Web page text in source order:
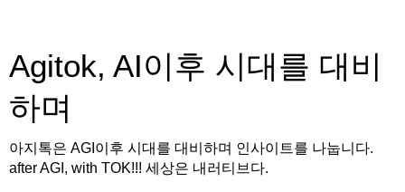
Agitok, AI이후 시대를 대비
하며
아지톡은 AGI이후 시대를 대비하며 인사이트를 나눕니다.
after AGI, with TOK!!! 세상은 내러티브다.